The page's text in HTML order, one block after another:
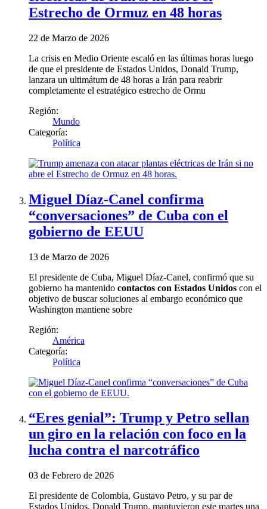
Estrecho de Ormuz en 48 horas
22 de Marzo de 2026
La crisis en Medio Oriente escaló en las últimas horas luego
de que el presidente de Estados Unidos, Donald Trump,
lanzara un ultimátum de 48 horas a Irán para reabrir
completamente el estratégico estrecho de Ormu
Región:
Mundo
Categoría:
Política
Miguel Díaz‑Canel confirma
“conversaciones” de Cuba con el
gobierno de EEUU
13 de Marzo de 2026
El presidente de Cuba, Miguel Díaz‑Canel, confirmó que su
gobierno ha mantenido contactos con Estados Unidos con el
objetivo de buscar soluciones al embargo económico que
Washington mantiene sobre
Región:
América
Categoría:
Política
“Eres genial”: Trump y Petro sellan
un giro en la relación con foco en la
lucha contra el narcotráfico
03 de Febrero de 2026
El presidente de Colombia, Gustavo Petro, y su par de
Estados Unidos, Donald Trump, mantuvieron este martes una